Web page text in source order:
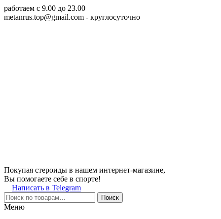
работаем c 9.00 до 23.00
metanrus.top@gmail.com - круглосуточно
Покупая стероиды в нашем интернет-магазине,
Вы помогаете себе в спорте!
Написать в Telegram
Поиск
Меню